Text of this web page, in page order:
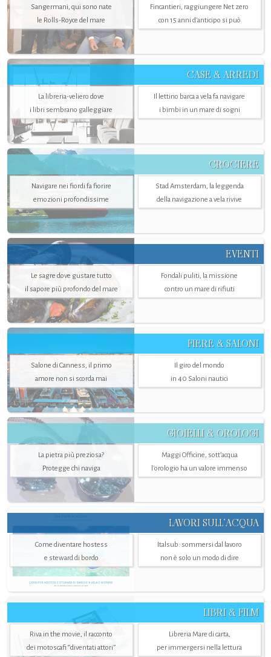
Sangermani, qui sono nate
le Rolls-Royce del mare
Fincantieri, raggiungere Net zero
con 15 anni d'anticipo si può
CASE & ARREDI
La libreria-veliero dove
i libri sembrano galleggiare
Il lettino barca a vela fa navigare
i bimbi in un mare di sogni
CROCIERE
Navigare nei fiordi fa fiorire
emozioni profondissime
Stad Amsterdam, la leggenda
della navigazione a vela rivive
EVENTI
Le sagre dove gustare tutto
il sapore più profondo del mare
Fondali puliti, la missione
contro un mare di rifiuti
FIERE & SALONI
Salone di Canness, il primo
amore non si scorda mai
Il giro del mondo
in 40 Saloni nautici
GIOIELLI & OROLOGI
La pietra più preziosa?
Protegge chi naviga
Maggi Officine, sott’acqua
l'orologio ha un valore immenso
LAVORI SULL’ACQUA
Come diventare hostess
e steward di bordo
Italsub: sommersi dal lavoro
non è solo un modo di dire
LIBRI & FILM
Riva in the movie, il racconto
dei motoscafi “diventati attori”
Libreria Mare di carta,
per immergersi nella lettura